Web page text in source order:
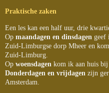
Praktische zaken
Een les kan een half uur, drie
Op maandagen en dinsdagen geef
Zuid-Limburgse dorp Mheer en
Zuid-Limburg.
Op woensdagen kom ik aan huis bij
Donderdagen en vrijdagen zijn
Amsterdam.